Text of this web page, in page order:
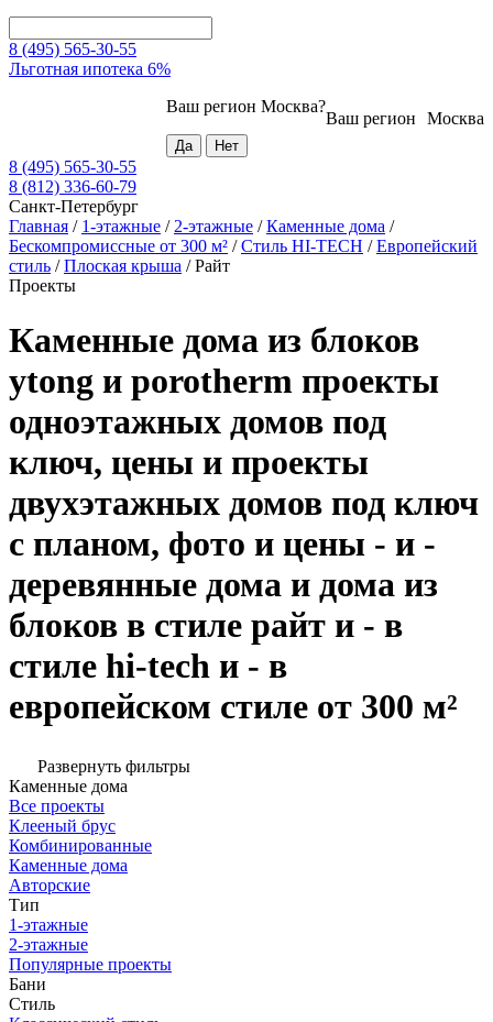
8 (495) 565-30-55
Льготная ипотека 6%
Москва
Ваш регион
Ваш регион Москва?
8 (495) 565-30-55
8 (812) 336-60-79
Санкт-Петербург
Главная / 1-этажные / 2-этажные /Каменные дома /
Бескомпромиссные от 300 м² /Стиль HI-TECH /Европейский
стиль /Плоская крыша /Райт
Проекты
Каменные дома из блоков
ytong и porotherm проекты
одноэтажных домов под
ключ, цены и проекты
двухэтажных домов под ключ
с планом, фото и цены - и -
деревянные дома и дома из
блоков в стиле райт и - в
стиле hi-tech и - в
европейском стиле от 300 м²
Развернуть фильтры
Каменные дома
Все проекты
Клееный брус
Комбинированные
Каменные дома
Авторские
Тип
1-этажные
2-этажные
Популярные проекты
Бани
Стиль